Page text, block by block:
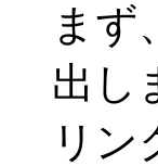
まず
出し
リン